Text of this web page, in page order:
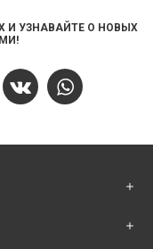
И УЗНАВАЙТЕ О НОВЫХ